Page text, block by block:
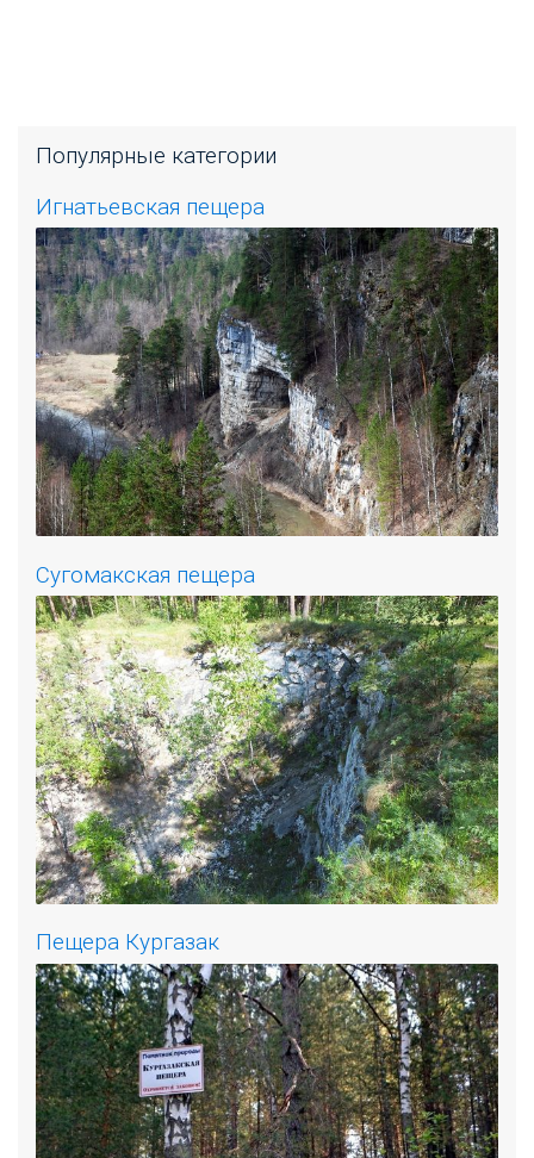
Популярные категории
Игнатьевская пещера
Сугомакская пещера
Пещера Кургазак